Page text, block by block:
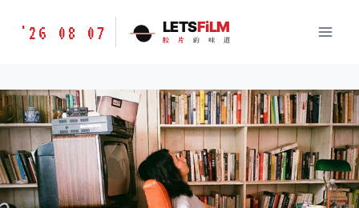
胶
味
道
LETSFILM
'26 08 07 LETSFiLM
胶 片 的 味 道